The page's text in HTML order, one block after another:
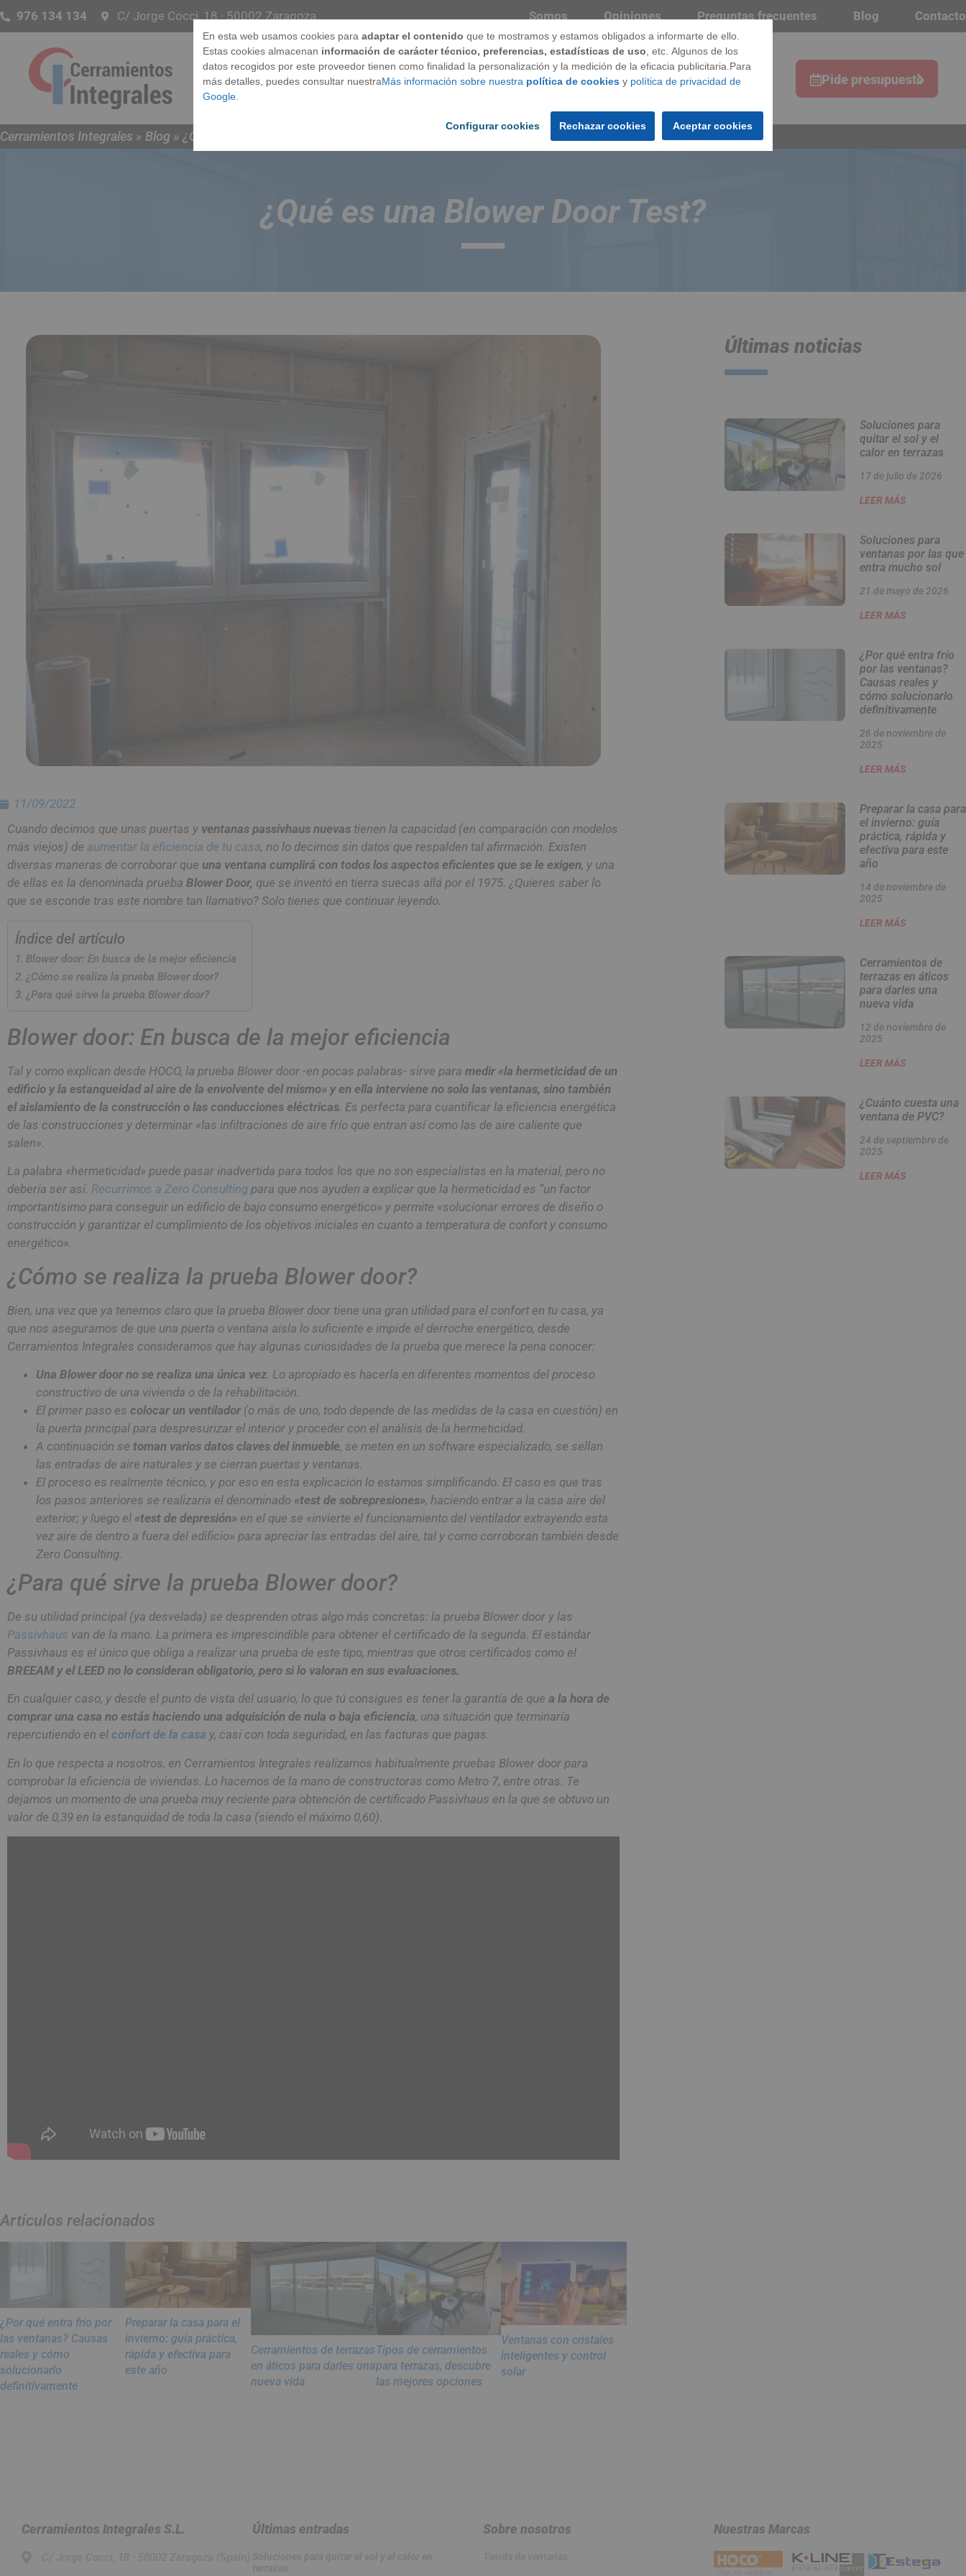
En esta web usamos cookies paraadaptar el contenido que te mostramos y estamos obligados a informarte de ello.
Estas cookies almacenan información de carácter técnico, preferencias, estadísticas de uso, etc. Algunos de los
datos recogidos por este proveedor tienen como finalidad la personalización y la medición de la eficacia publicitaria.Para
más detalles, puedes consultar nuestraMás información sobre nuestra política de cookies y política de privacidad de
Google.
Configurar cookies Rechazar cookies Aceptar cookies
976 134 134 C/ Jorge Cocci, 18 · 50002 Zaragoza Somos Opiniones Preguntas frecuentes Blog Contacto
Ventanas Techos Puertas Marcas Pide presupuesto
Cerramientos Integrales » Blog » ¿Qué es una Blower Door Test?
¿Qué es una Blower Door Test?
11/09/2022
Cuando decimos que unas puertas y ventanas passivhaus nuevas tienen la capacidad (en comparación con modelos
más viejos) de aumentar la eficiencia de tu casa, no lo decimos sin datos que respalden tal afirmación. Existen
diversas maneras de corroborar que una ventana cumplirá con todos los aspectos eficientes que se le exigen, y una
de ellas es la denominada prueba Blower Door, que se inventó en tierra suecas allá por el 1975. ¿Quieres saber lo
que se esconde tras este nombre tan llamativo? Solo tienes que continuar leyendo.
Índice del artículo
Blower door: En busca de la mejor eficiencia
¿Cómo se realiza la prueba Blower door?
¿Para qué sirve la prueba Blower door?
Blower door: En busca de la mejor eficiencia
Tal y como explican desde HOCO, la prueba Blower door -en pocas palabras- sirve para medir «la hermeticidad de un
edificio y la estanqueidad al aire de la envolvente del mismo» y en ella interviene no solo las ventanas, sino también
el aislamiento de la construcción o las conducciones eléctricas. Es perfecta para cuantificar la eficiencia energética
de las construcciones y determinar «las infiltraciones de aire frío que entran así como las de aire caliente que
salen».
La palabra «hermeticidad» puede pasar inadvertida para todos los que no son especialistas en la material, pero no
debería ser así. Recurrimos a Zero Consulting para que nos ayuden a explicar que la hermeticidad es “un factor
importantísimo para conseguir un edificio de bajo consumo energético» y permite «solucionar errores de diseño o
construcción y garantizar el cumplimiento de los objetivos iniciales en cuanto a temperatura de confort y consumo
energético».
¿Cómo se realiza la prueba Blower door?
Bien, una vez que ya tenemos claro que la prueba Blower door tiene una gran utilidad para el confort en tu casa, ya
que nos aseguramos de que una puerta o ventana aísla lo suficiente e impide el derroche energético, desde
Cerramientos Integrales consideramos que hay algunas curiosidades de la prueba que merece la pena conocer:
Una Blower door no se realiza una única vez. Lo apropiado es hacerla en diferentes momentos del proceso
constructivo de una vivienda o de la rehabilitación.
El primer paso es colocar un ventilador (o más de uno, todo depende de las medidas de la casa en cuestión) en
la puerta principal para despresurizar el interior y proceder con el análisis de la hermeticidad.
A continuación se toman varios datos claves del inmueble, se meten en un software especializado, se sellan
las entradas de aire naturales y se cierran puertas y ventanas.
El proceso es realmente técnico, y por eso en esta explicación lo estamos simplificando. El caso es que tras
los pasos anteriores se realizaría el denominado «test de sobrepresiones», haciendo entrar a la casa aire del
exterior; y luego el «test de depresión» en el que se «invierte el funcionamiento del ventilador extrayendo esta
vez aire de dentro a fuera del edificio» para apreciar las entradas del aire, tal y como corroboran también desde
Zero Consulting.
¿Para qué sirve la prueba Blower door?
De su utilidad principal (ya desvelada) se desprenden otras algo más concretas: la prueba Blower door y las
Passivhaus van de la mano. La primera es imprescindible para obtener el certificado de la segunda. El estándar
Passivhaus es el único que obliga a realizar una prueba de este tipo, mientras que otros certificados como el
BREEAM y el LEED no lo consideran obligatorio, pero si lo valoran en sus evaluaciones.
En cualquier caso, y desde el punto de vista del usuario, lo que tú consigues es tener la garantía de que a la hora de
comprar una casa no estás haciendo una adquisición de nula o baja eficiencia, una situación que terminaría
repercutiendo en el confort de la casa y, casi con toda seguridad, en las facturas que pagas.
En lo que respecta a nosotros, en Cerramientos Integrales realizamos habitualmente pruebas Blower door para
comprobar la eficiencia de viviendas. Lo hacemos de la mano de constructoras como Metro 7, entre otras. Te
dejamos un momento de una prueba muy reciente para obtención de certificado Passivhaus en la que se obtuvo un
valor de 0,39 en la estanquidad de toda la casa (siendo el máximo 0,60).
Artículos relacionados
¿Por qué entra frío por
las ventanas? Causas
reales y cómo
solucionarlo
definitivamente
Preparar la casa para el
invierno: guía práctica,
rápida y efectiva para
este año
Cerramientos de terrazas
en áticos para darles una
nueva vida
Tipos de cerramientos
para terrazas, descubre
las mejores opciones
Ventanas con cristales
inteligentes y control
solar
Últimas noticias
Soluciones para
quitar el sol y el
calor en terrazas
17 de julio de 2026
LEER MÁS
Soluciones para
ventanas por las que
entra mucho sol
21 de mayo de 2026
LEER MÁS
¿Por qué entra frío
por las ventanas?
Causas reales y
cómo solucionarlo
definitivamente
26 de noviembre de
2025
LEER MÁS
Preparar la casa para
el invierno: guía
práctica, rápida y
efectiva para este
año
14 de noviembre de
2025
LEER MÁS
Cerramientos de
terrazas en áticos
para darles una
nueva vida
12 de noviembre de
2025
LEER MÁS
¿Cuánto cuesta una
ventana de PVC?
24 de septiembre de
2025
LEER MÁS
Cerramientos Integrales S.L. Últimas entradas Sobre nosotros Nuestras Marcas